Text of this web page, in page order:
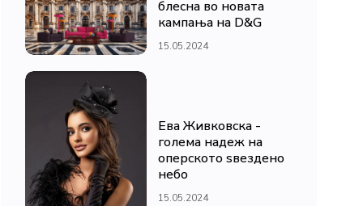
блесна во новата
кампања на D&G
15.05.2024
Ева Живковска -
голема надеж на
оперското ѕвездено
небо
15.05.2024